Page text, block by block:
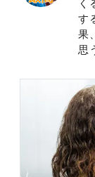
く
す
果
思